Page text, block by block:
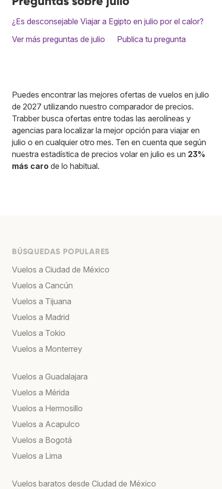
¿Es desconsejable Viajar a Egipto en julio por el calor?
Ver más preguntas de julio
Publica tu pregunta
Puedes encontrar las mejores ofertas de vuelos en julio
de 2027 utilizando nuestro comparador de precios.
Trabber busca ofertas entre todas las aerolíneas y
agencias para localizar la mejor opción para viajar en
julio o en cualquier otro mes. Ten en cuenta que según
nuestra estadística de precios volar en julio es un 23%
más caro de lo habitual.
BÚSQUEDAS POPULARES
Vuelos a Ciudad de México
Vuelos a Cancún
Vuelos a Tijuana
Vuelos a Madrid
Vuelos a Tokio
Vuelos a Monterrey
Vuelos a Guadalajara
Vuelos a Mérida
Vuelos a Hermosillo
Vuelos a Acapulco
Vuelos a Bogotá
Vuelos a Lima
Vuelos baratos desde Ciudad de México